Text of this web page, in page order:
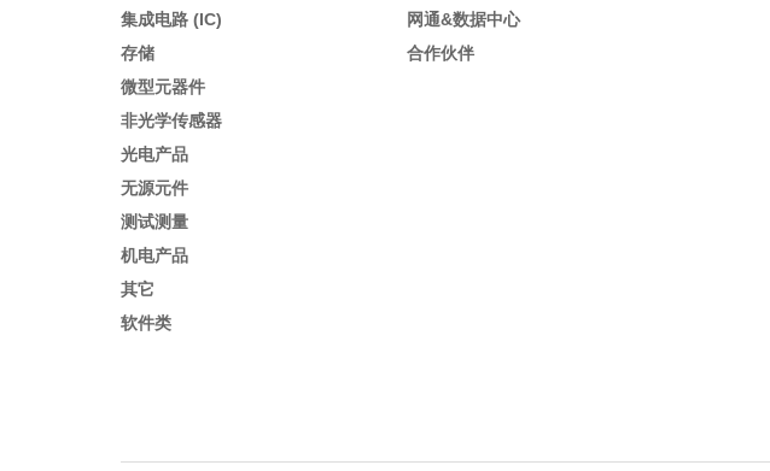
集成电路 (IC)
存储
微型元器件
非光学传感器
光电产品
无源元件
测试测量
机电产品
其它
软件类
网通&数据中心
合作伙伴